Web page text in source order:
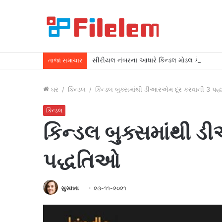
તાજા સમાચાર સીરીયલ નંબરના આધારે કિન્ડલ મોડલ કેવી રીતે
ઘર / કિન્ડલ / કિન્ડલ બુક્સમાંથી ડીઆરએમ દૂર કરવાની 3
કિન્ડલ
કિન્ડલ બુક્સમાંથી
પદ્ધતિઓ
સુસાન્ના ૨૩-૧૧-૨૦૨૧